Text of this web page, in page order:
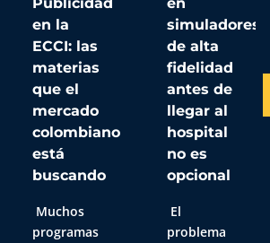
en la
ECCI: las
materias
que el
mercado
colombiano
está
buscando
Muchos
programas
simuladores
de alta
fidelidad
antes de
llegar al
hospital
no es
opcional
El
problema